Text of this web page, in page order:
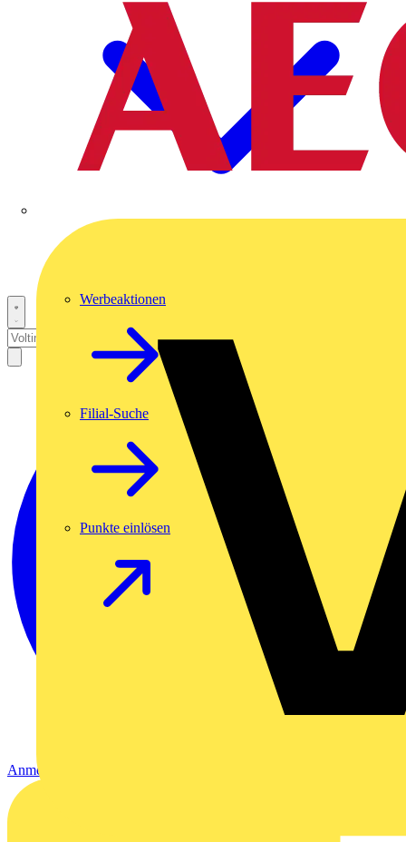
Werbeaktionen
Filial-Suche
Punkte einlösen
Anmelden